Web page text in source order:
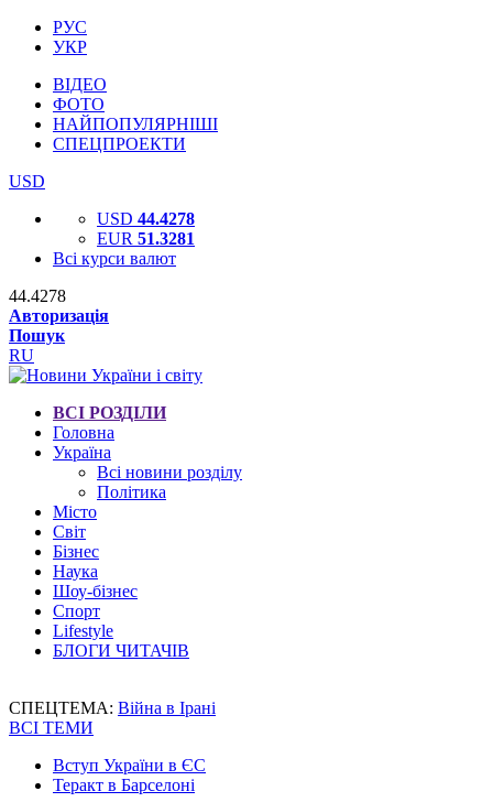
РУС
УКР
ВІДЕО
ФОТО
НАЙПОПУЛЯРНІШІ
СПЕЦПРОЕКТИ
USD
USD 44.4278
EUR 51.3281
Всі курси валют
44.4278
Авторизація
Пошук
RU
ВСІ РОЗДІЛИ
Головна
Україна
Всі новини розділу
Політика
Місто
Світ
Бізнес
Наука
Шоу-бізнес
Спорт
Lifestyle
БЛОГИ ЧИТАЧІВ
СПЕЦТЕМА: Війна в Ірані
ВСІ ТЕМИ
Вступ України в ЄС
Теракт в Барселоні